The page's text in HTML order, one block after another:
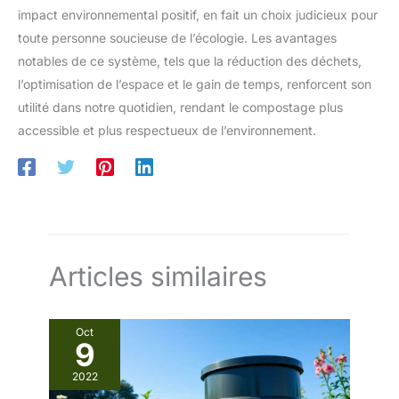
impact environnemental positif, en fait un choix judicieux pour
toute personne soucieuse de l’écologie. Les avantages
notables de ce système, tels que la réduction des déchets,
l’optimisation de l’espace et le gain de temps, renforcent son
utilité dans notre quotidien, rendant le compostage plus
accessible et plus respectueux de l’environnement.
Articles similaires
Oct
9
2022